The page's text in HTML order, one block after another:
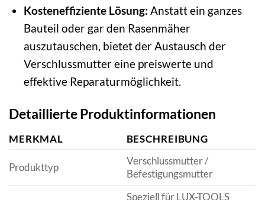
Kosteneffiziente Lösung: Anstatt ein ganzes
Bauteil oder gar den Rasenmäher
auszutauschen, bietet der Austausch der
Verschlussmutter eine preiswerte und
effektive Reparaturmöglichkeit.
Detaillierte Produktinformationen
MERKMAL BESCHREIBUNG
Produkttyp
Verschlussmutter /
Befestigungsmutter
Speziell für LUX-TOOLS